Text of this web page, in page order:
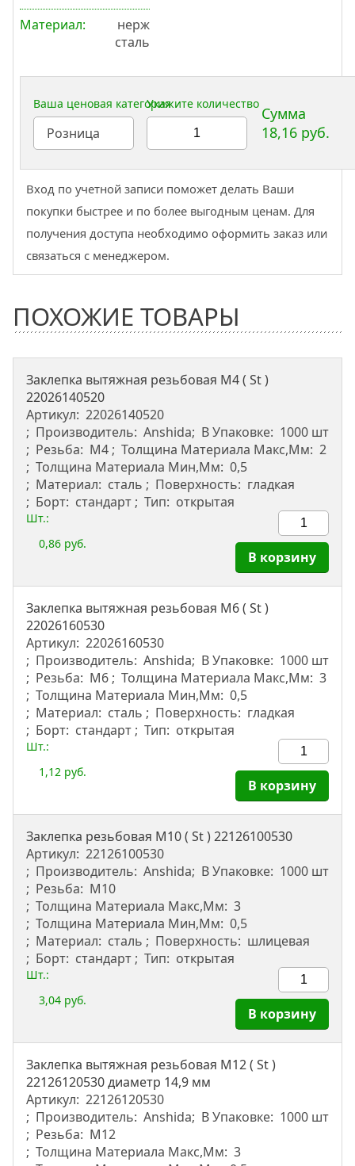
Материал:
нерж
сталь
Ваша ценовая категория
Розница
Укажите количество
Сумма
18,16 руб.
Вход по учетной записи поможет делать Ваши
покупки быстрее и по более выгодным ценам. Для
получения доступа необходимо оформить заказ или
связаться с менеджером.
ПОХОЖИЕ ТОВАРЫ
Заклепка вытяжная резьбовая M4 ( St )
22026140520
Артикул: 22026140520
Производитель: Anshida В Упаковке: 1000 шт
Резьба: М4 Толщина Материала Макс,мм: 2
Толщина Материала Мин,мм: 0,5
Материал: сталь Поверхность: гладкая
Борт: стандарт Тип: открытая
Шт.:
0,86 руб.
В корзину
Заклепка вытяжная резьбовая M6 ( St )
22026160530
Артикул: 22026160530
Производитель: Anshida В Упаковке: 1000 шт
Резьба: М6 Толщина Материала Макс,мм: 3
Толщина Материала Мин,мм: 0,5
Материал: сталь Поверхность: гладкая
Борт: стандарт Тип: открытая
Шт.:
1,12 руб.
В корзину
Заклепка резьбовая M10 ( St ) 22126100530
Артикул: 22126100530
Производитель: Anshida В Упаковке: 1000 шт
Резьба: М10
Толщина Материала Макс,мм: 3
Толщина Материала Мин,мм: 0,5
Материал: сталь Поверхность: шлицевая
Борт: стандарт Тип: открытая
Шт.:
3,04 руб.
В корзину
Заклепка вытяжная резьбовая M12 ( St )
22126120530 диаметр 14,9 мм
Артикул: 22126120530
Производитель: Anshida В Упаковке: 1000 шт
Резьба: М12
Толщина Материала Макс,мм: 3